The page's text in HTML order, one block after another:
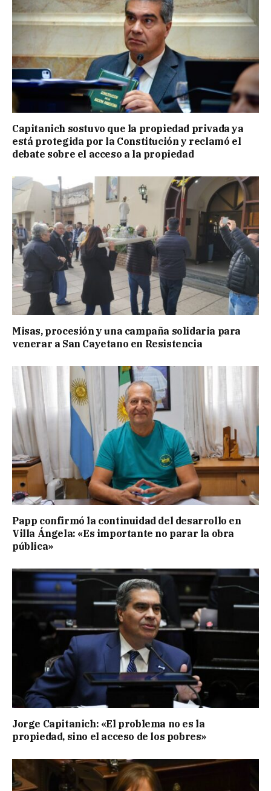
Capitanich sostuvo que la propiedad privada ya
está protegida por la Constitución y reclamó el
debate sobre el acceso a la propiedad
Misas, procesión y una campaña solidaria para
venerar a San Cayetano en Resistencia
Papp confirmó la continuidad del desarrollo en
Villa Ángela: «Es importante no parar la obra
pública»
Jorge Capitanich: «El problema no es la
propiedad, sino el acceso de los pobres»